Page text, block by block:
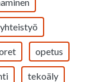
yhteistyö
opetus
tekoäly